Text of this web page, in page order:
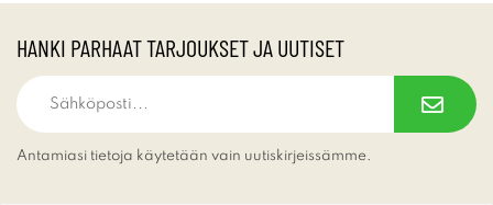
HANKI PARHAAT TARJOUKSET JA UUTISET
Antamiasi tietoja käytetään vain uutiskirjeissämme.